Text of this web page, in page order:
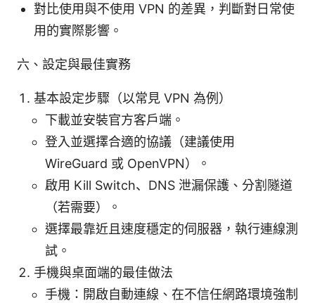
對比使用與不使用 VPN 的差異，判斷對日常使
用的實際影響。
六、設定與最佳實務
基本設定步驟（以常見 VPN 為例）
下載並安裝官方客戶端。
登入並選擇合適的協議（建議使用
WireGuard 或 OpenVPN）。
啟用 Kill Switch、DNS 泄漏保護、分割隧道
（若需要）。
選擇最靠近且速度穩定的伺服器，執行連線測
試。
手機與桌面端的最佳做法
手機：開啟自動連線、在不信任網路環境強制